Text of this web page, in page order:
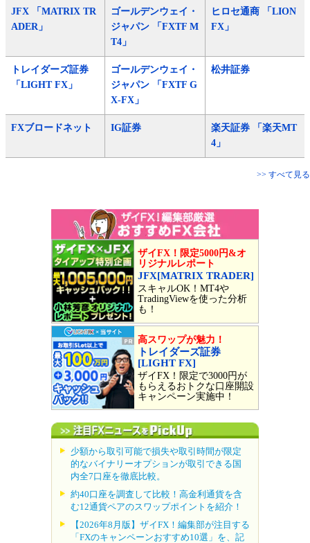
JFX 「MATRIX TR
ADER」
ゴールデンウェイ・
ジャパン 「FXTF M
T4」
ヒロセ通商 「LION
FX」
トレイダーズ証券
「LIGHT FX」
ゴールデンウェイ・
ジャパン 「FXTF G
X-FX」
松井証券
FXブロードネット IG証券
楽天証券 「楽天MT
4」
>> すべて見る
ザイFX！限定5000円&オ
リジナルレポート
JFX[MATRIX TRADER]
スキャルOK！MT4や
TradingViewを使った分析
も！
高スワップが魅力！
トレイダーズ証券
[LIGHT FX]
ザイFX！限定で3000円が
もらえるおトクな口座開設
キャンペーン実施中！
少額から取引可能で損失や取引時間が限定
的なバイナリーオプションが取引できる国
内全7口座を徹底比較。
約40口座を調査して比較！高金利通貨を含
む12通貨ペアのスワップポイントを紹介！
【2026年8月版】ザイFX！編集部が注目する
「FXのキャンペーンおすすめ10選」を、記